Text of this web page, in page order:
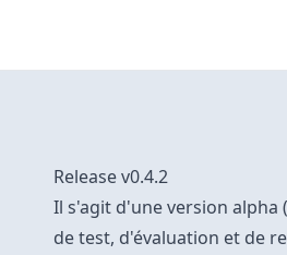
Release v0.4.2
Il s'agit d'une version alpha
de test, d'évaluation et de